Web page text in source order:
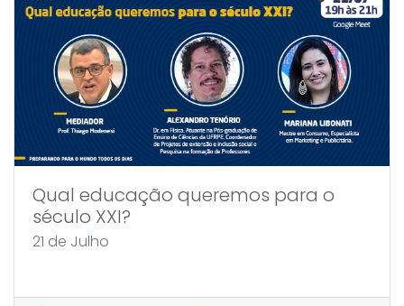
Qual educação queremos para o
século XXI?
21 de Julho